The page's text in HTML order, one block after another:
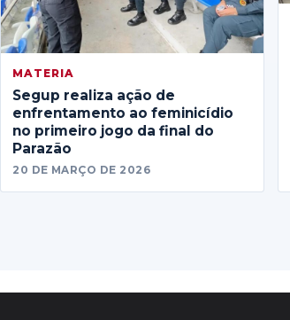
MATERIA
Segup realiza ação de
enfrentamento ao feminicídio
no primeiro jogo da final do
Parazão
20 DE MARÇO DE 2026